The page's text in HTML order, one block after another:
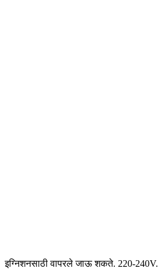
इग्निशनसाठी वापरले जाऊ शकते. 220-240V.